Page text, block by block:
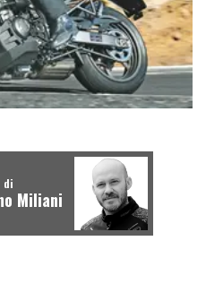
di
Miliani